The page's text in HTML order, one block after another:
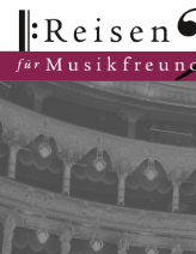
Hauptinhalt